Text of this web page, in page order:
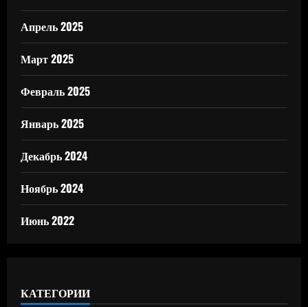
Апрель 2025
Март 2025
Февраль 2025
Январь 2025
Декабрь 2024
Ноябрь 2024
Июнь 2022
КАТЕГОРИИ